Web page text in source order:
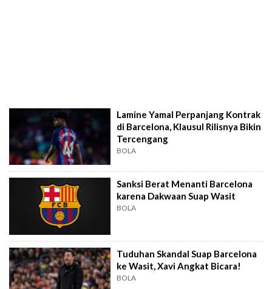
Lamine Yamal Perpanjang Kontrak
di Barcelona, Klausul Rilisnya Bikin
Tercengang
BOLA
Sanksi Berat Menanti Barcelona
karena Dakwaan Suap Wasit
BOLA
Tuduhan Skandal Suap Barcelona
ke Wasit, Xavi Angkat Bicara!
BOLA